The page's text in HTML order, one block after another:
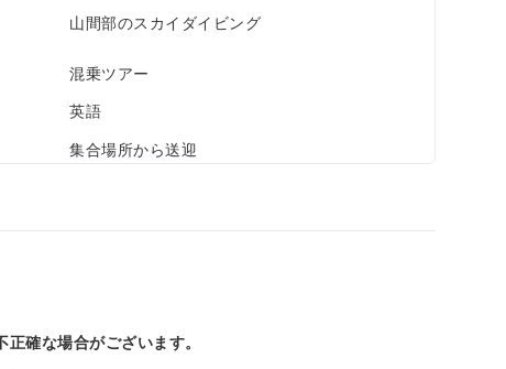
山間部のスカイダイビング
混乗ツアー
英語
集合場所から送迎
確な場合がございます。